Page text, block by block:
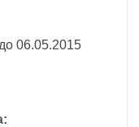
06.05.2015